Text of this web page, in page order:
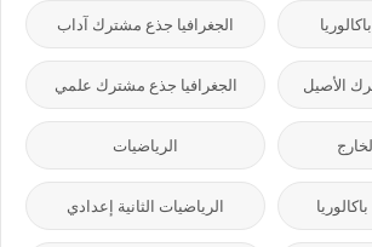
الجغرافيا جذع مشترك آداب
الأصيل الجغرافيا جذع مشترك علمي
الرياضيات
الرياضيات الثانية إعدادي